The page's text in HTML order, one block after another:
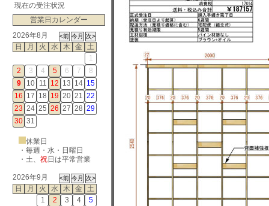
現在の受注状況
営業日カレンダー
2026年8月
日
月 火 水 木 金
土
1
2
3 4 5 6 7
8
9
10 11 12 13 14 15
16 17 18 19 20 21 22
23 24 25 26 27 28 29
30 31
休業日
・毎週・水・日曜日
・ 土、 祝日は平常営業
2026年9月
日
月 火 水 木 金
土
1
2 3 4
5